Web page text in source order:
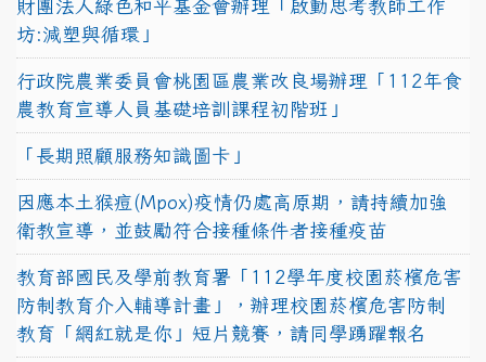
財團法人綠色和平基金會辦理「啟動思考教師工作
坊:減塑與循環」
行政院農業委員會桃園區農業改良場辦理「112年食
農教育宣導人員基礎培訓課程初階班」
「長期照顧服務知識圖卡」
因應本土猴痘(Mpox)疫情仍處高原期，請持續加強
衛教宣導，並鼓勵符合接種條件者接種疫苗
教育部國民及學前教育署「112學年度校園菸檳危害
防制教育介入輔導計畫」，辦理校園菸檳危害防制
教育「網紅就是你」短片競賽，請同學踴躍報名